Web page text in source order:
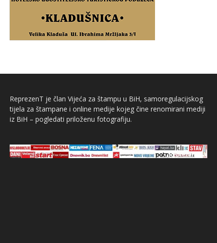
ReprezenT je član Vijeća za štampu u BiH, samoregulacijskog
tijela za štampane i online medije kojeg čine renomirani mediji
iz BiH – pogledati priloženu fotografiju.